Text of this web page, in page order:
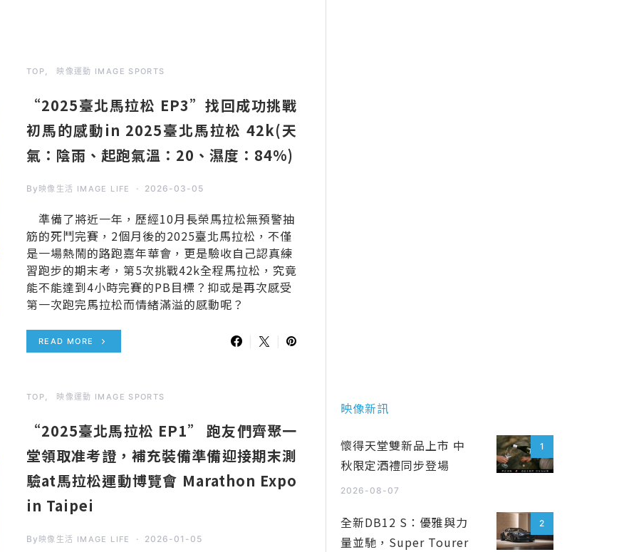
TOP 映像運動 IMAGE SPORTS
“2025臺北馬拉松 EP3”找回成功挑戰
初馬的感動in 2025臺北馬拉松 42k(天
氣：陰雨、起跑氣溫：20、濕度：84%)
By 映像生活 IMAGE LIFE 2026-03-05
準備了將近一年，歷經10月長榮馬拉松無預警抽
筋的死鬥完賽，2個月後的2025臺北馬拉松，不僅
是一場熱鬧的路跑嘉年華會，更是驗收自己認真練
習跑步的期末考，第5次挑戰42k全程馬拉松，究竟
能不能達到4小時完賽的PB目標？抑或是再次感受
第一次跑完馬拉松而情緒滿溢的感動呢？
READ MORE
TOP 映像運動 IMAGE SPORTS
“2025臺北馬拉松 EP1” 跑友們齊聚一
堂領取准考證，補充裝備準備迎接期末測
驗at馬拉松運動博覽會 Marathon Expo
in Taipei
By 映像生活 IMAGE LIFE 2026-01-05
映像新訊
1
懷得天堂雙新品上市 中
秋限定酒禮同步登場
2026-08-07
2
全新DB12 S：優雅與力
量並馳，Super Tourer